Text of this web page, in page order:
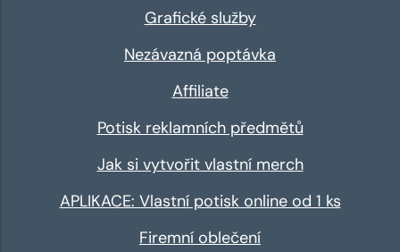
Grafické služby
Nezávazná poptávka
Affiliate
Potisk reklamních předmětů
Jak si vytvořit vlastní merch
APLIKACE: Vlastní potisk online od 1 ks
Firemní oblečení